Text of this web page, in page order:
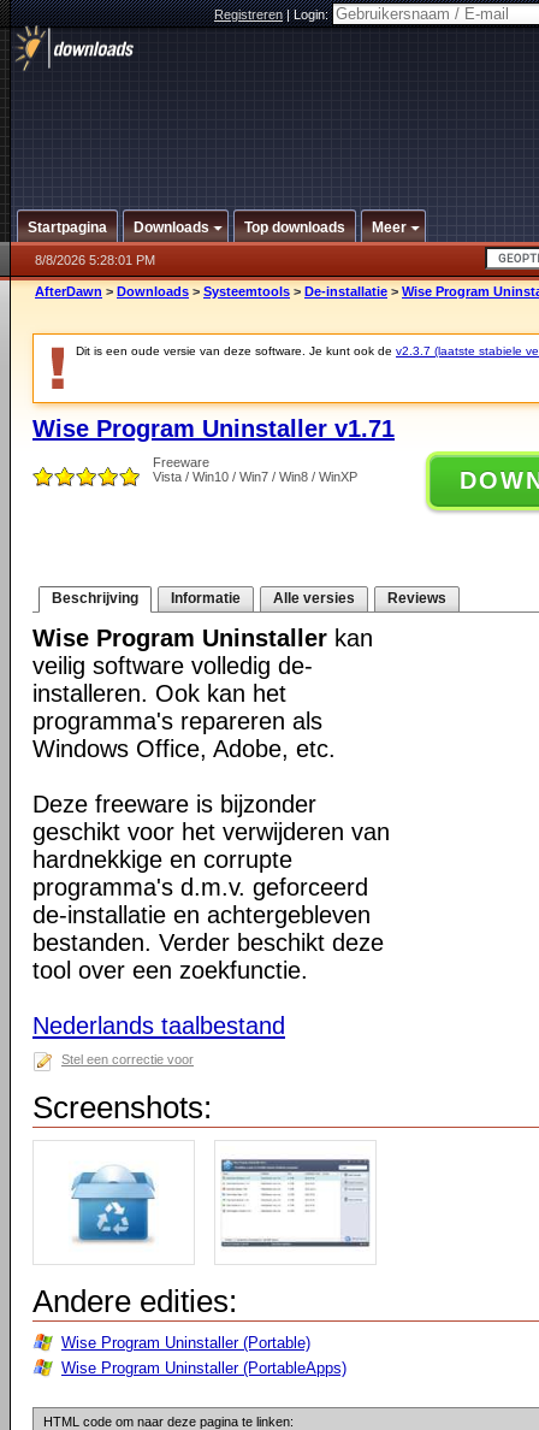
Registreren|Login:
Startpagina Downloads Top downloads Meer
8/8/2026 5:28:01 PM
AfterDawn > Downloads > Systeemtools > De-installatie > Wise Program
Dit is een oude versie van deze software. Je kunt ook de v2.3.7 (laatste stabiele
Wise Program Uninstaller v1.71
Freeware
Vista / Win10 / Win7 / Win8 / WinXP
Beschrijving Informatie Alle versies Reviews
Wise Program Uninstaller kan
veilig software volledig de-
installeren. Ook kan het
programma's repareren als
Windows Office, Adobe, etc.
Deze freeware is bijzonder
geschikt voor het verwijderen van
hardnekkige en corrupte
programma's d.m.v. geforceerd
de-installatie en achtergebleven
bestanden. Verder beschikt deze
tool over een zoekfunctie.
Nederlands taalbestand
Stel een correctie voor
Screenshots:
Andere edities:
Wise Program Uninstaller (Portable)
Wise Program Uninstaller (PortableApps)
HTML code om naar deze pagina te linken: